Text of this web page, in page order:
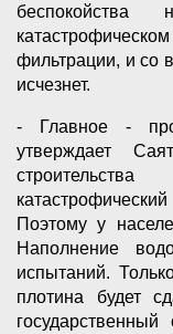
фильтрации, и со
исчезнет.
- Главное -
утверждает
строительства
Поэтому у
Наполнение
испытаний.
плотина будет
государственный